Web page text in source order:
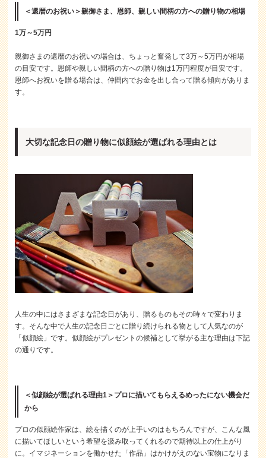
＜還暦のお祝い＞親御さま、恩師、親しい間柄の方への贈り物の相場
1万～5万円
親御さまの還暦のお祝いの場合は、ちょっと奮発して3万～5万円が相場
の目安です。恩師や親しい間柄の方への贈り物は1万円程度が目安です。
恩師へお祝いを贈る場合は、仲間内でお金を出し合って贈る傾向がありま
す。
大切な記念日の贈り物に似顔絵が選ばれる理由とは
人生の中にはさまざまな記念日があり、贈るものもその時々で変わりま
す。そんな中で人生の記念日ごとに贈り続けられる物として人気なのが
「似顔絵」です。似顔絵がプレゼントの候補として挙がる主な理由は下記
の通りです。
＜似顔絵が選ばれる理由1＞プロに描いてもらえるめったにない機会だ
から
プロの似顔絵作家は、絵を描くのが上手いのはもちろんですが、こんな風
に描いてほしいという希望を汲み取ってくれるので期待以上の仕上がり
に。イマジネーションを働かせた「作品」はかけがえのない宝物になりま